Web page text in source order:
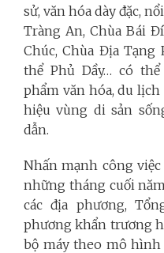
sử, văn hóa dày đặc,
Tràng An, Chùa Bái
Chúc, Chùa Địa Tạng
thể Phủ Dầy… có
phẩm văn hóa, du
hiệu vùng di sản
dẫn.
Nhấn mạnh công việc
những tháng cuối
các địa phương,
phương khẩn trương
bộ máy theo mô